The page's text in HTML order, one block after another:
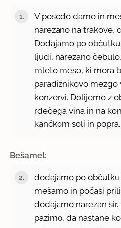
V posodo damo in
narezano na trakove,
Dodajamo po
ljudi, narezano
mleto meso, ki mora
paradižnikovo mezgo
konzervi. Dolijemo z
rdečega vina in na
kančkom soli in popra.
Bešamel:
dodajamo po
mešamo in počasi
dodajamo narezan
pazimo, da nastane